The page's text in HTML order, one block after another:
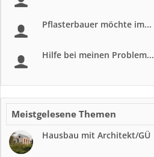
Pflasterbauer möchte im...
Hilfe bei meinen Problem...
Meistgelesene Themen
Hausbau mit Architekt/GÜ